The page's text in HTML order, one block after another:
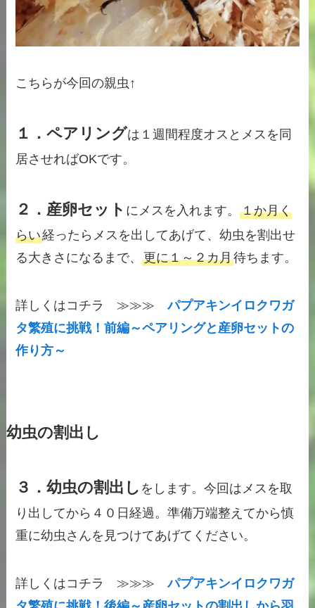
こちらが今回の親虫↑
１．ペアリングは１週間程度オスとメスを同
居させればOKです。
２． 産卵セット にメスを入れます。１か月く
らい経ったらメスを出してあげて、幼虫を割出せ
る大きさになるまで、更に１～２カ月待ちます。
詳しくはコチラ ≫≫≫パプアキンイロクワガ
タ繁殖に挑戦！前編～ペアリングと産卵セットの
作り方～
幼虫の割出し
３．幼虫の割出し をします。今回はメスを取
り出してから４０日経過。準備万端整えてから慎
重に幼虫さんを見つけてあげてください。
詳しくはコチラ ≫≫≫パプアキンイロクワガ